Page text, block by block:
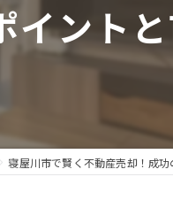
空き家
土地
イント
寝屋川市で賢く不動産売却！成